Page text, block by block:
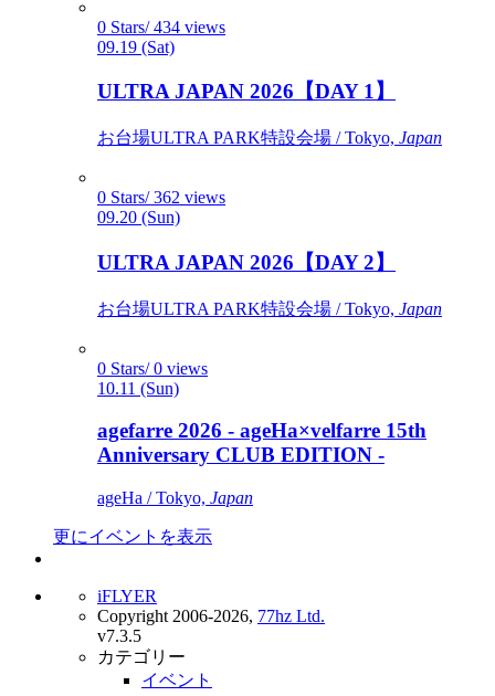
0 Stars/ 434 views
09.19 (Sat)
ULTRA JAPAN 2026【DAY 1】
お台場ULTRA PARK特設会場 / Tokyo, Japan
0 Stars/ 362 views
09.20 (Sun)
ULTRA JAPAN 2026【DAY 2】
お台場ULTRA PARK特設会場 / Tokyo, Japan
0 Stars/ 0 views
10.11 (Sun)
agefarre 2026 - ageHa×velfarre 15th
Anniversary CLUB EDITION -
ageHa / Tokyo, Japan
更にイベントを表示
iFLYER
Copyright 2006-2026, 77hz Ltd.
v7.3.5
カテゴリー
イベント